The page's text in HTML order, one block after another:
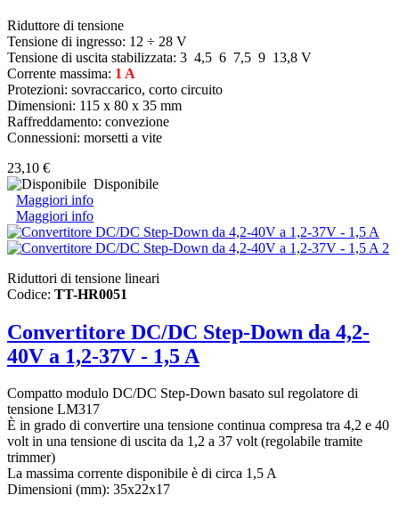
Riduttore di tensione
Tensione di ingresso: 12 ÷ 28 V
Tensione di uscita stabilizzata: 3 4,5 6 7,5 9 13,8 V
Corrente massima: 1 A
Protezioni: sovraccarico, corto circuito
Dimensioni: 115 x 80 x 35 mm
Raffreddamento: convezione
Connessioni: morsetti a vite
23,10 €
Disponibile
Maggiori info
Maggiori info
Riduttori di tensione lineari
Codice: TT-HR0051
Convertitore DC/DC Step-Down da 4,2-
40V a 1,2-37V - 1,5 A
Compatto modulo DC/DC Step-Down basato sul regolatore di
tensione LM317
È in grado di convertire una tensione continua compresa tra 4,2 e 40
volt in una tensione di uscita da 1,2 a 37 volt (regolabile tramite
trimmer)
La massima corrente disponibile è di circa 1,5 A
Dimensioni (mm): 35x22x17